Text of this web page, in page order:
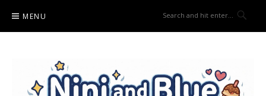
content
MENU